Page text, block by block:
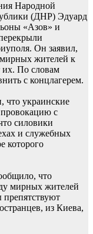
Народной
(ДНР) Эдуард
«Азов» и
Он заявил,
жителей к
их. По словам
с концлагерем.
что украинские
с
силовики
и служебных
которого
что
мирных жителей
препятствуют
из Киева,